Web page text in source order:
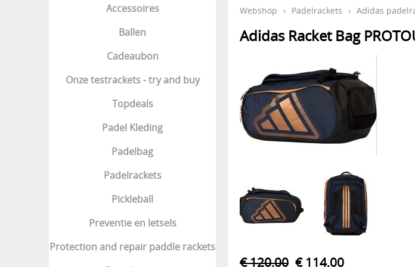
Accessoires
Ballen
Cadeaubon
Onze testrackets - try and buy
Topdeals
Padel Kleding
Padelbag
Padelrackets
Pickleball
Preventie en letsels
Protection and repair paddle rackets
Webshop › Padelrackets › Adidas
Adidas Racket Bag
€ 120,00 € 114,00